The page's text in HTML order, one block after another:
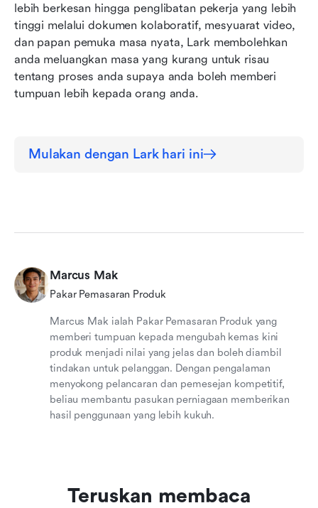
lebih berkesan hingga penglibatan pekerja yang lebih
tinggi melalui dokumen kolaboratif, mesyuarat video,
dan papan pemuka masa nyata, Lark membolehkan
anda meluangkan masa yang kurang untuk risau
tentang proses anda supaya anda boleh memberi
tumpuan lebih kepada orang anda.
Mulakan dengan Lark hari ini
Marcus Mak
Pakar Pemasaran Produk
Marcus Mak ialah Pakar Pemasaran Produk yang
memberi tumpuan kepada mengubah kemas kini
produk menjadi nilai yang jelas dan boleh diambil
tindakan untuk pelanggan. Dengan pengalaman
menyokong pelancaran dan pemesejan kompetitif,
beliau membantu pasukan perniagaan memberikan
hasil penggunaan yang lebih kukuh.
Teruskan membaca